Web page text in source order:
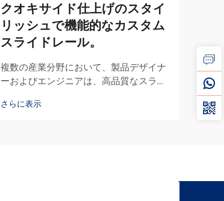
クオキサイド仕上げのスタイ
リッシュで機能的なカスタム
スライドレール。
複数の産業分野において、製品デザイナ
ーおよびエンジニアは、高品質なスライ
ぼす変革的影響を、ますます認識するよ
さらに表示
信
設
満
線
さら